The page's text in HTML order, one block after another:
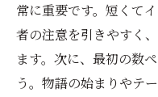
常に重要です。短くて
者の注意を引きやすく
ます。次に、最初の数
う。物語の始まりやテ